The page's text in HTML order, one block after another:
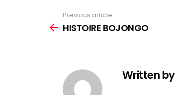
more
Previous article
HISTOIRE BOJONGO
Written by